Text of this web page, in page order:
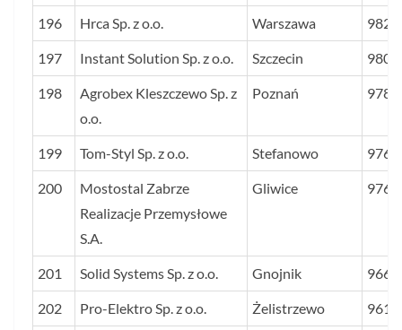
196 Hrca Sp. z o.o. Warszawa 982
197 Instant Solution Sp. z o.o. Szczecin 980
198
Agrobex Kleszczewo Sp. z
o.o.
Poznań 978
199 Tom-Styl Sp. z o.o. Stefanowo 976
200
Mostostal Zabrze
Realizacje Przemysłowe
S.A.
Gliwice 976
201 Solid Systems Sp. z o.o. Gnojnik 966
202 Pro-Elektro Sp. z o.o. Żelistrzewo 961